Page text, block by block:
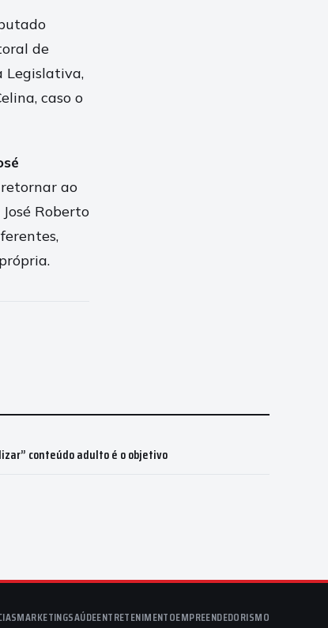
de
Legislativa,
caso o
ao
Roberto
conteúdo adulto é o objetivo
MARKETINGSAÚDEENTRETENIMENTOEMPREENDEDORISMO